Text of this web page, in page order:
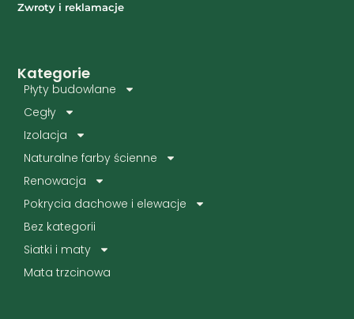
Kategorie
Płyty budowlane
Cegły
Izolacja
Naturalne farby ścienne
Renowacja
Pokrycia dachowe i elewacje
Bez kategorii
Siatki i maty
Mata trzcinowa
Zwroty i reklamacje